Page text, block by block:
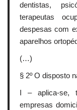
dentistas,
terapeutas
despesas com
aparelhos
(…)
§ 2º O disposto
I – aplica-se,
empresas